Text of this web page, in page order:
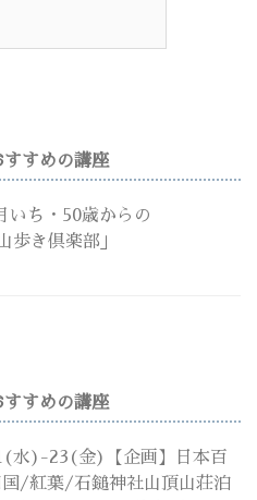
すすめの講座
いち・50歳からの
歩き倶楽部」
すめの講座
水)-23(金)【企画】日本百
/紅葉/石鎚神社山頂山荘泊